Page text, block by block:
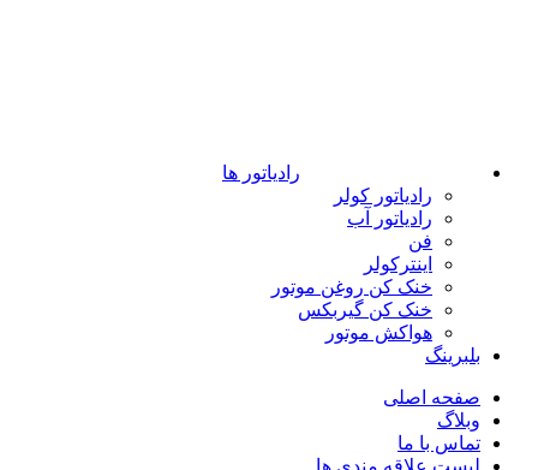
رادیاتور ها
رادیاتور کولر
رادیاتور آب
فن
اینترکولر
خنک کن روغن موتور
خنک کن گیربکس
هواکش موتور
بلبرینگ
صفحه اصلی
وبلاگ
تماس با ما